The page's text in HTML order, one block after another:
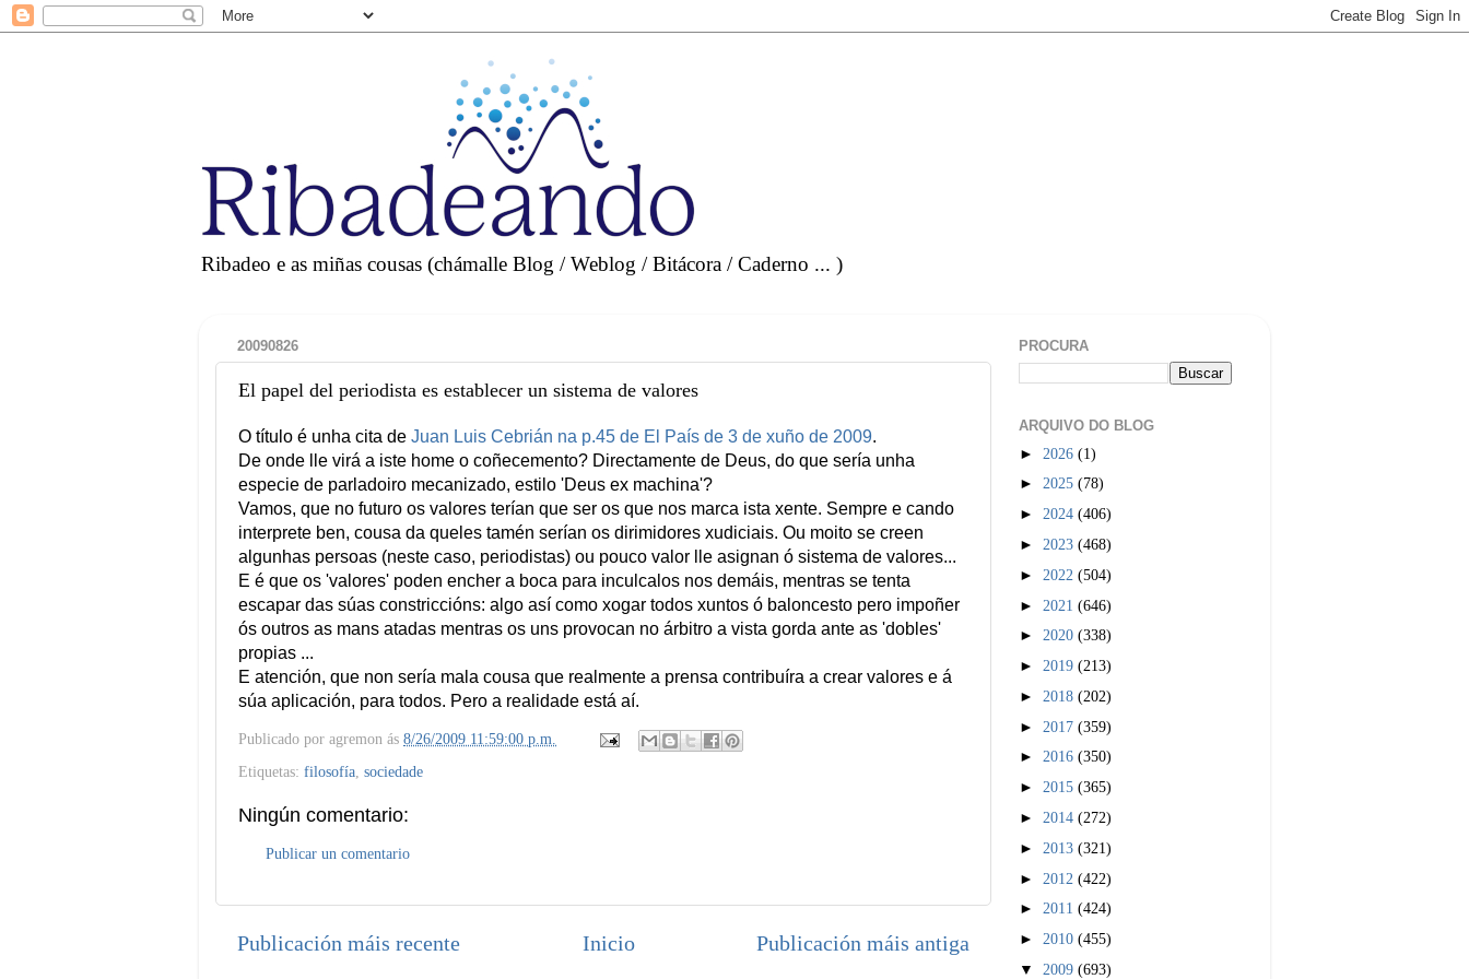
Ribadeo e as miñas cousas (chámalle Blog / Weblog / Bitácora / Caderno ... )
20090826
El papel del periodista es establecer un sistema de valores
O título é unha cita de Juan Luis Cebrián na p.45 de El País de 3 de xuño de 2009.
De onde lle virá a iste home o coñecemento? Directamente de Deus, do que sería unha
especie de parladoiro mecanizado, estilo 'Deus ex machina'?
Vamos, que no futuro os valores terían que ser os que nos marca ista xente. Sempre e cando
interprete ben, cousa da queles tamén serían os dirimidores xudiciais. Ou moito se creen
algunhas persoas (neste caso, periodistas) ou pouco valor lle asignan ó sistema de valores...
E é que os 'valores' poden encher a boca para inculcalos nos demáis, mentras se tenta
escapar das súas constriccións: algo así como xogar todos xuntos ó baloncesto pero impoñer
ós outros as mans atadas mentras os uns provocan no árbitro a vista gorda ante as 'dobles'
propias ...
E atención, que non sería mala cousa que realmente a prensa contribuíra a crear valores e á
súa aplicación, para todos. Pero a realidade está aí.
Publicado por agremon ás 8/26/2009 11:59:00 p.m.
Etiquetas: filosofía sociedade
Ningún comentario:
Publicar un comentario
Publicación máis recente Publicación máis antiga
Inicio
PROCURA
ARQUIVO DO BLOG
► 2026 (1)
► 2025 (78)
► 2024 (406)
► 2023 (468)
► 2022 (504)
► 2021 (646)
► 2020 (338)
► 2019 (213)
► 2018 (202)
► 2017 (359)
► 2016 (350)
► 2015 (365)
► 2014 (272)
► 2013 (321)
► 2012 (422)
► 2011 (424)
► 2010 (455)
▼ 2009 (693)